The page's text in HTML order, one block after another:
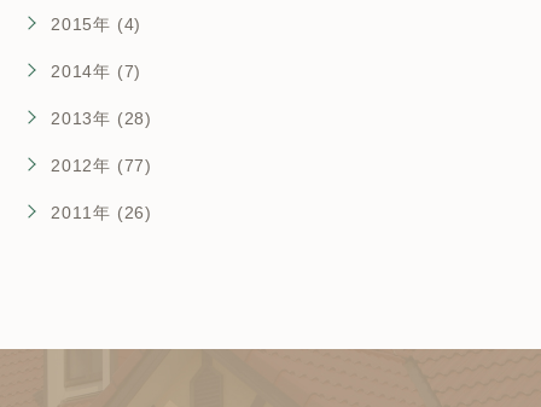
2015年 (4)
2014年 (7)
2013年 (28)
2012年 (77)
2011年 (26)